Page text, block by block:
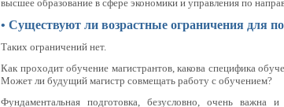
высшее образование в сфере экономики и управления по
• Существуют ли возрастные ограничения для
Таких ограничений нет.
Как проходит обучение магистрантов, какова специфика
Может ли будущий магистр совмещать работу с обучением?
Фундаментальная подготовка, безусловно, очень важна